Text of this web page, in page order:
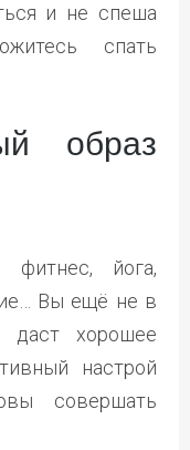
и не спеша
спать
образ
фитнес, йога,
Вы ещё не в
даст хорошее
настрой
совершать